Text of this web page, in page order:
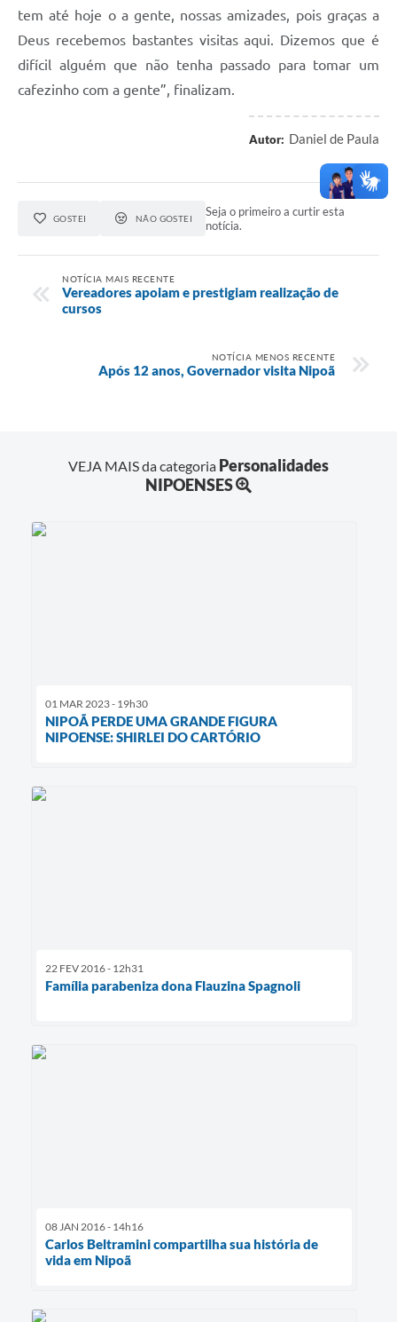
tem até hoje o a gente, nossas amizades, pois graças a
Deus recebemos bastantes visitas aqui. Dizemos que é
difícil alguém que não tenha passado para tomar um
cafezinho com a gente”, finalizam.
Autor: Daniel de Paula
GOSTEI NÃO GOSTEI
Seja o primeiro a curtir esta
notícia.
NOTÍCIA MAIS RECENTE
Vereadores apoiam e prestigiam realização de
cursos
NOTÍCIA MENOS RECENTE
Após 12 anos, Governador visita Nipoã
VEJA MAIS da categoria Personalidades
NIPOENSES
01 MAR 2023 - 19h30
NIPOÃ PERDE UMA GRANDE FIGURA
NIPOENSE: SHIRLEI DO CARTÓRIO
22 FEV 2016 - 12h31
Família parabeniza dona Flauzina Spagnoli
08 JAN 2016 - 14h16
Carlos Beltramini compartilha sua história de
vida em Nipoã